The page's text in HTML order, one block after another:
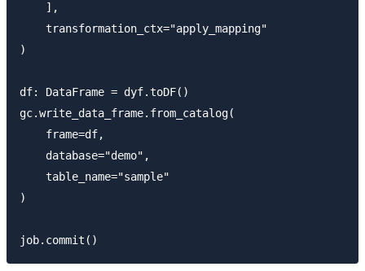
    ],
    transformation_ctx="apply_mapping"
)
df: DataFrame = dyf.toDF()
gc.write_data_frame.from_catalog(
    frame=df,
    database="demo",
    table_name="sample"
)